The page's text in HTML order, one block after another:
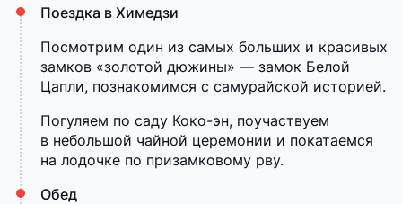
Поездка в Химедзи
Посмотрим один из самых больших и красивых
замков «золотой дюжины» — замок Белой
Цапли, познакомимся с самурайской историей.
Погуляем по саду Коко-эн, поучаствуем
в небольшой чайной церемонии и покатаемся
на лодочке по призамковому рву.
Обед